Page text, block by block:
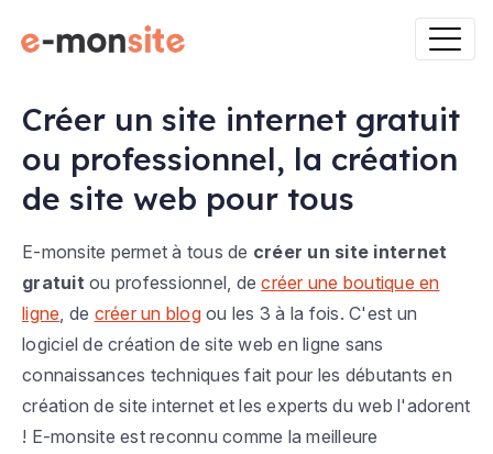
Créer un site internet gratuit
ou professionnel, la création
de site web pour tous
E-monsite permet à tous de créer un site internet
gratuit ou professionnel, decréer une boutique en
ligne , de créer un blogou les 3 à la fois. C'est un
logiciel de création de site web en ligne sans
connaissances techniques fait pour les débutants en
création de site internet et les experts du web l'adorent
! E-monsite est reconnu comme la meilleure